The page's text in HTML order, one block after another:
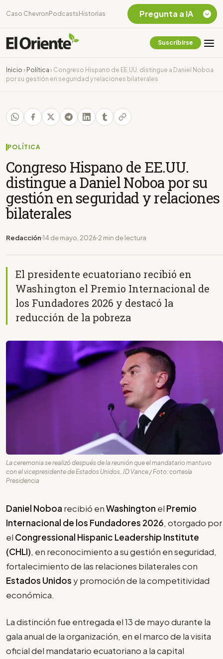
Caso Chevron Podcasts Historias
Suscribirse
Inicio › Política › Congreso Hispano de EE.UU. distingue a Daniel Noboa
por su gestión en seguridad y relaciones bilaterales
POLÍTICA
Congreso Hispano de EE.UU.
distingue a Daniel Noboa por su
gestión en seguridad y relaciones
bilaterales
Redacción 14 de mayo, 2026 2 min de lectura
El presidente ecuatoriano recibió en
Washington el Premio Internacional de
los Fundadores 2026 y destacó la
reducción de la pobreza
La ceremonia se realizó después de la reunión que el mandatario mantuvo
con el vicepresidente de Estados Unidos, JD Vance / Foto: cortesía
Presidencia
Daniel Noboa recibió enWashington el Premio
Internacional de los Fundadores 2026, otorgado por
el Congressional Hispanic Leadership Institute
(CHLI), en reconocimiento a su gestión en seguridad,
fortalecimiento de las relaciones bilaterales con
Estados Unidos y promoción de la competitividad
económica.
La distinción fue entregada el 13 de mayo durante la
gala anual de la organización, en el marco de la visita
oficial del mandatario ecuatoriano a la capital
Pregunta a IA
Chevron Ecuador